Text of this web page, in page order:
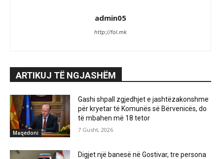
admin05
http://fol.mk
ARTIKUJ TË NGJASHËM
Maqedoni
Gashi shpall zgjedhjet e jashtëzakonshme
për kryetar të Komunës së Bërvenicës, do
të mbahen më 18 tetor
7 Gusht, 2026
Digjet një banesë në Gostivar, tre persona